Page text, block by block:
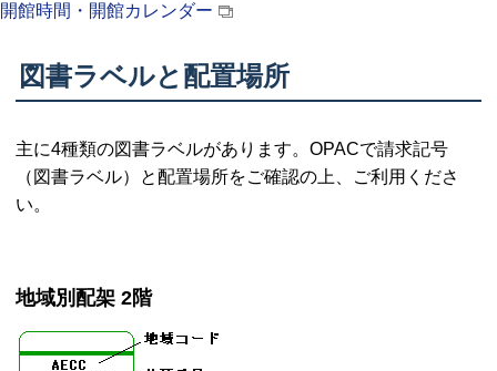
開館時間・開館カレンダー
図書ラベルと配置場所
主に4種類の図書ラベルがあります。OPACで請求記号
（図書ラベル）と配置場所をご確認の上、ご利用くださ
い。
地域別配架 2階